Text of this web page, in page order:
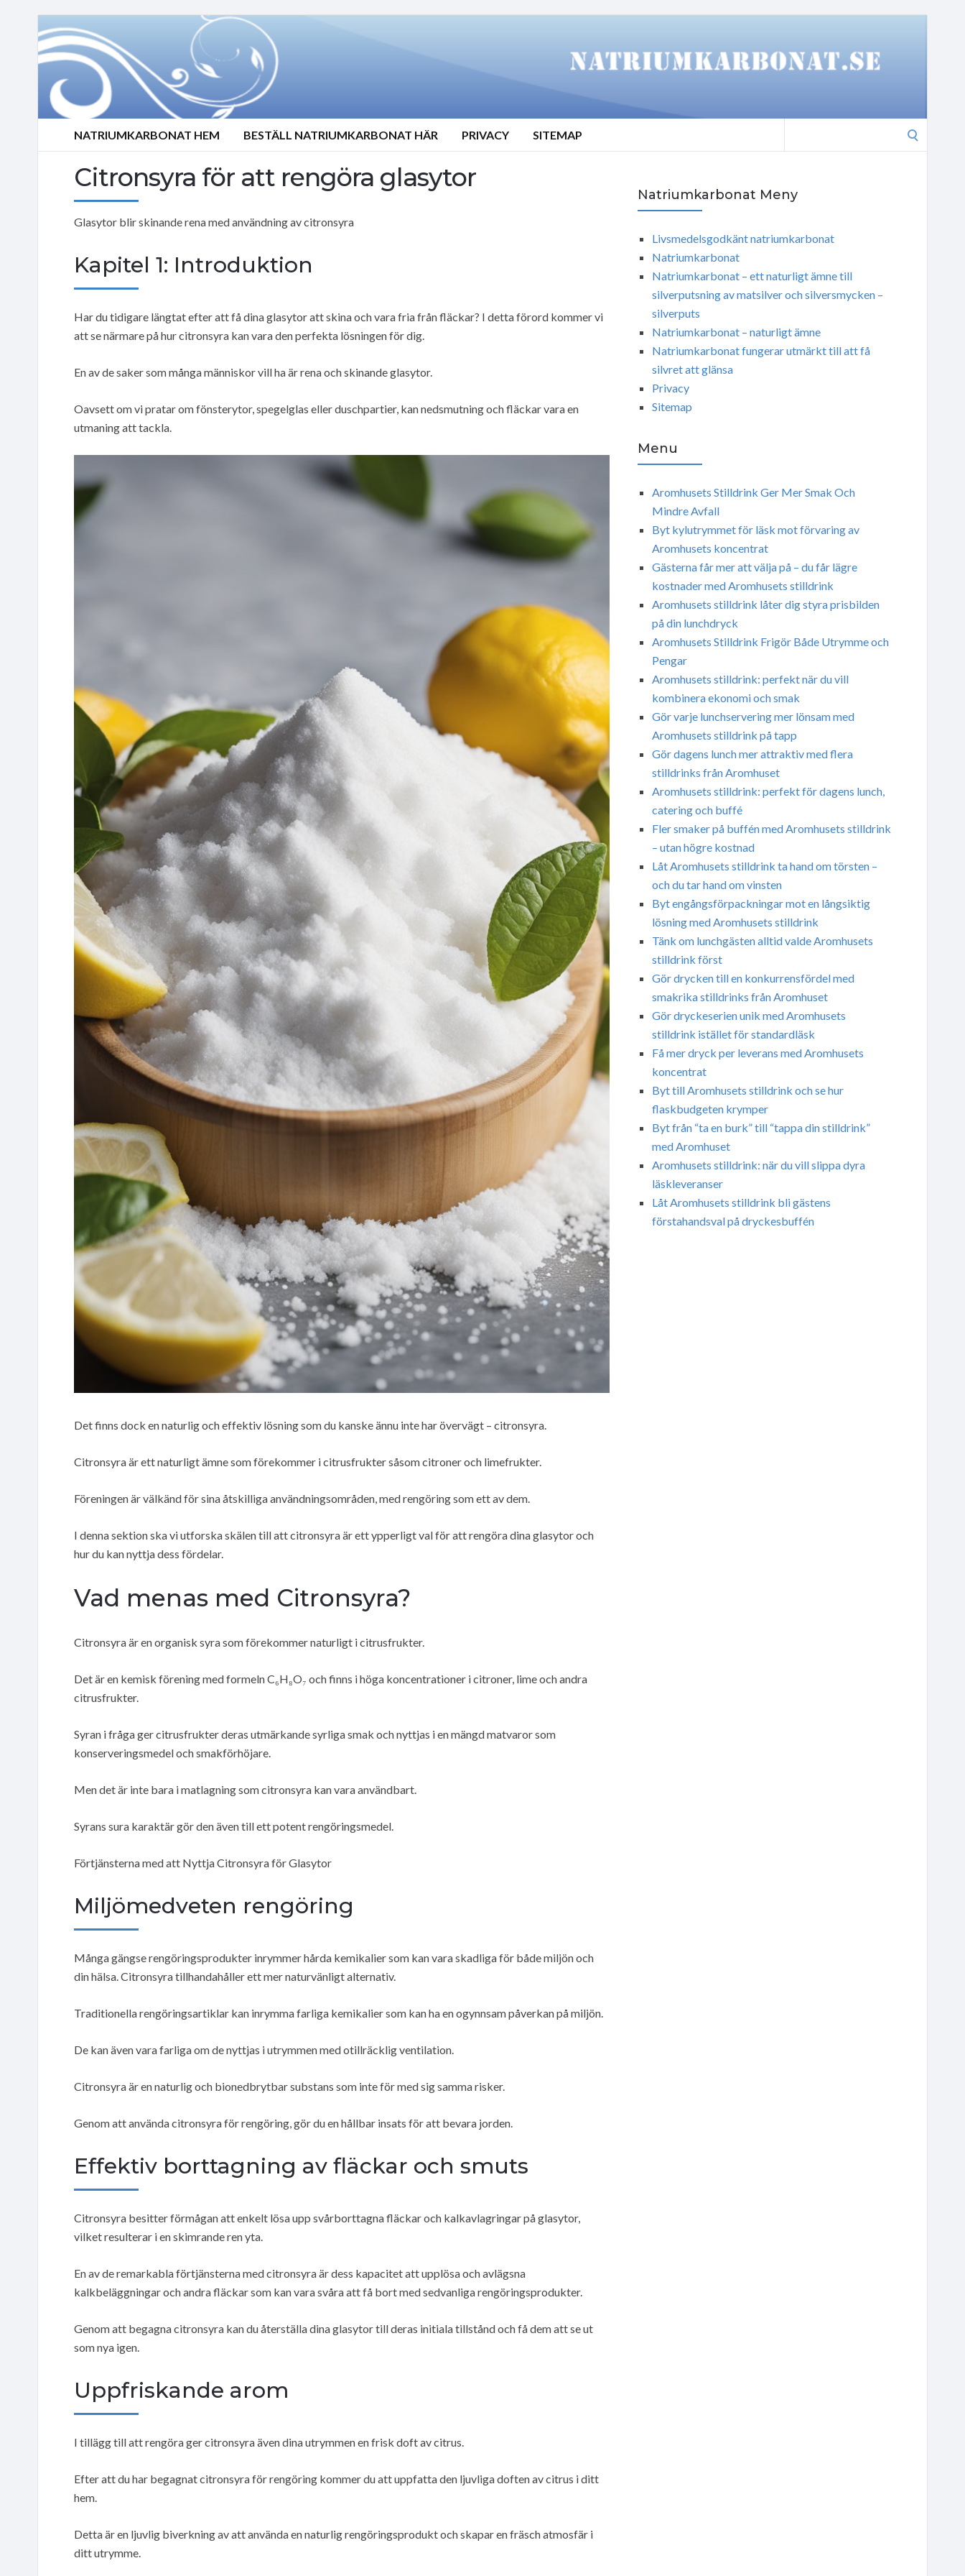
NATRIUMKARBONAT HEM BESTÄLL NATRIUMKARBONAT HÄR PRIVACY SITEMAP
Citronsyra för att rengöra glasytor
Glasytor blir skinande rena med användning av citronsyra
Kapitel 1: Introduktion
Har du tidigare längtat efter att få dina glasytor att skina och vara fria från fläckar? I detta förord kommer vi
att se närmare på hur citronsyra kan vara den perfekta lösningen för dig.
En av de saker som många människor vill ha är rena och skinande glasytor.
Oavsett om vi pratar om fönsterytor, spegelglas eller duschpartier, kan nedsmutning och fläckar vara en
utmaning att tackla.
Det finns dock en naturlig och effektiv lösning som du kanske ännu inte har övervägt – citronsyra.
Citronsyra är ett naturligt ämne som förekommer i citrusfrukter såsom citroner och limefrukter.
Föreningen är välkänd för sina åtskilliga användningsområden, med rengöring som ett av dem.
I denna sektion ska vi utforska skälen till att citronsyra är ett ypperligt val för att rengöra dina glasytor och
hur du kan nyttja dess fördelar.
Vad menas med Citronsyra?
Citronsyra är en organisk syra som förekommer naturligt i citrusfrukter.
Det är en kemisk förening med formeln C₆H₈O₇ och finns i höga koncentrationer i citroner, lime och andra
citrusfrukter.
Syran i fråga ger citrusfrukter deras utmärkande syrliga smak och nyttjas i en mängd matvaror som
konserveringsmedel och smakförhöjare.
Men det är inte bara i matlagning som citronsyra kan vara användbart.
Syrans sura karaktär gör den även till ett potent rengöringsmedel.
Förtjänsterna med att Nyttja Citronsyra för Glasytor
Miljömedveten rengöring
Många gängse rengöringsprodukter inrymmer hårda kemikalier som kan vara skadliga för både miljön och
din hälsa. Citronsyra tillhandahåller ett mer naturvänligt alternativ.
Traditionella rengöringsartiklar kan inrymma farliga kemikalier som kan ha en ogynnsam påverkan på miljön.
De kan även vara farliga om de nyttjas i utrymmen med otillräcklig ventilation.
Citronsyra är en naturlig och bionedbrytbar substans som inte för med sig samma risker.
Genom att använda citronsyra för rengöring, gör du en hållbar insats för att bevara jorden.
Effektiv borttagning av fläckar och smuts
Citronsyra besitter förmågan att enkelt lösa upp svårborttagna fläckar och kalkavlagringar på glasytor,
vilket resulterar i en skimrande ren yta.
En av de remarkabla förtjänsterna med citronsyra är dess kapacitet att upplösa och avlägsna
kalkbeläggningar och andra fläckar som kan vara svåra att få bort med sedvanliga rengöringsprodukter.
Genom att begagna citronsyra kan du återställa dina glasytor till deras initiala tillstånd och få dem att se ut
som nya igen.
Uppfriskande arom
I tillägg till att rengöra ger citronsyra även dina utrymmen en frisk doft av citrus.
Efter att du har begagnat citronsyra för rengöring kommer du att uppfatta den ljuvliga doften av citrus i ditt
hem.
Detta är en ljuvlig biverkning av att använda en naturlig rengöringsprodukt och skapar en fräsch atmosfär i
ditt utrymme.
Natriumkarbonat Meny
Livsmedelsgodkänt natriumkarbonat
Natriumkarbonat
Natriumkarbonat – ett naturligt ämne till
silverputsning av matsilver och silversmycken –
silverputs
Natriumkarbonat – naturligt ämne
Natriumkarbonat fungerar utmärkt till att få
silvret att glänsa
Privacy
Sitemap
Menu
Aromhusets Stilldrink Ger Mer Smak Och
Mindre Avfall
Byt kylutrymmet för läsk mot förvaring av
Aromhusets koncentrat
Gästerna får mer att välja på – du får lägre
kostnader med Aromhusets stilldrink
Aromhusets stilldrink låter dig styra prisbilden
på din lunchdryck
Aromhusets Stilldrink Frigör Både Utrymme och
Pengar
Aromhusets stilldrink: perfekt när du vill
kombinera ekonomi och smak
Gör varje lunchservering mer lönsam med
Aromhusets stilldrink på tapp
Gör dagens lunch mer attraktiv med flera
stilldrinks från Aromhuset
Aromhusets stilldrink: perfekt för dagens lunch,
catering och buffé
Fler smaker på buffén med Aromhusets stilldrink
– utan högre kostnad
Låt Aromhusets stilldrink ta hand om törsten –
och du tar hand om vinsten
Byt engångsförpackningar mot en långsiktig
lösning med Aromhusets stilldrink
Tänk om lunchgästen alltid valde Aromhusets
stilldrink först
Gör drycken till en konkurrensfördel med
smakrika stilldrinks från Aromhuset
Gör dryckeserien unik med Aromhusets
stilldrink istället för standardläsk
Få mer dryck per leverans med Aromhusets
koncentrat
Byt till Aromhusets stilldrink och se hur
flaskbudgeten krymper
Byt från “ta en burk” till “tappa din stilldrink”
med Aromhuset
Aromhusets stilldrink: när du vill slippa dyra
läskleveranser
Låt Aromhusets stilldrink bli gästens
förstahandsval på dryckesbuffén